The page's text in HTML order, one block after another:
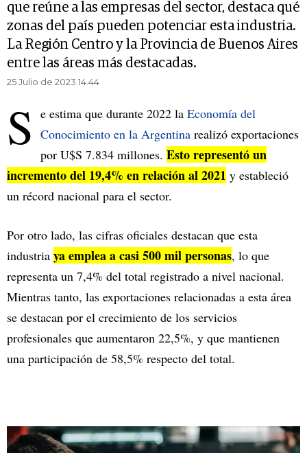
que reúne a las empresas del sector, destaca qué
zonas del país pueden potenciar esta industria.
La Región Centro y la Provincia de Buenos Aires
entre las áreas más destacadas.
25 Julio de 2023 14.44
S e estima que durante 2022 la Economía del
Conocimiento en la Argentina realizó exportaciones
por U$S 7.834 millones. Esto representó un
incremento del 19,4% en relación al 2021 y estableció
un récord nacional para el sector.
Por otro lado, las cifras oficiales destacan que esta
industria ya emplea a casi 500 mil personas, lo que
representa un 7,4% del total registrado a nivel nacional.
Mientras tanto, las exportaciones relacionadas a esta área
se destacan por el crecimiento de los servicios
profesionales que aumentaron 22,5%, y que mantienen
una participación de 58,5% respecto del total.